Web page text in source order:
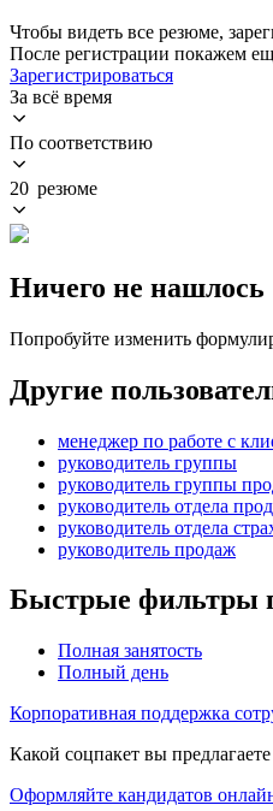
Чтобы видеть все резюме,
После регистрации покажем
Зарегистрироваться
За всё время
По соответствию
20 резюме
Ничего не нашлось
Попробуйте изменить
Другие
менеджер по работе с
руководитель группы
руководитель группы
руководитель отдела
руководитель отдела
руководитель продаж
Быстрые фильтры
Полная занятость
Полный день
Корпоративная поддержка
Какой соцпакет вы
Оформляйте кандидатов